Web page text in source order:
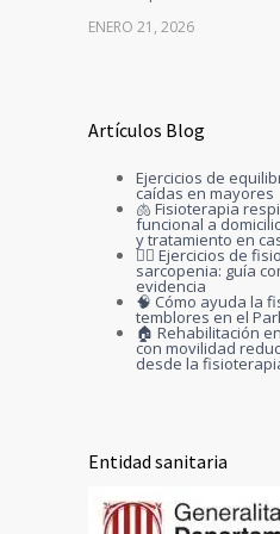
ENERO 21, 2026
Artículos Blog
Ejercicios de
caídas en mayores
🫁 Fisioterapia
funcional a
y tratamiento en
🏋️‍♀️ Ejercicios de
sarcopenia: guía
evidencia
🧠 Cómo ayuda la
temblores en el
🏠 Rehabilitación
con movilidad
desde la
Entidad sanitaria